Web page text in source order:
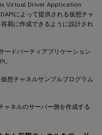
Virtual Driver Application
によって提供される仮想チャ
易に作成できるように設計され
ードパーティアプリケーション
。
想チャネルサンプルプログラム
ャネルのサーバー側を作成する